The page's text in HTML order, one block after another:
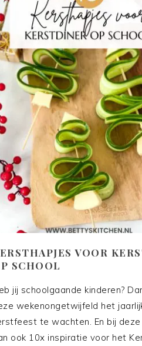
VOOR
SCHOOL
jij schoolgaande kinderen?
wekenongetwijfeld het
te wachten. En bij
ook 10x inspiratie voor het